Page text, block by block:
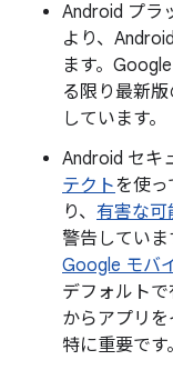
Android プラ
より、
ます。
る限り最新
しています。
Android セキ
テクトを使
り、 有害な可
警告していま
Google モバ
デフォルト
からアプリ
特に重要です。